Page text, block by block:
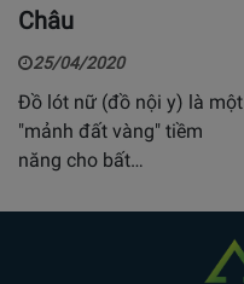
Châu
25/04/2020
Đồ lót nữ (đồ nội y) là một
"mảnh đất vàng" tiềm
năng cho bất…